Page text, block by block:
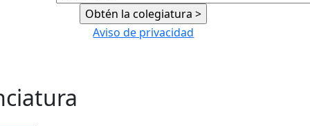
Aviso de privacidad